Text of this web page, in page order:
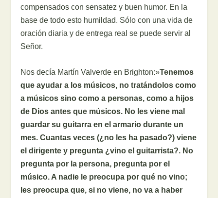
compensados con sensatez y buen humor. En la
base de todo esto humildad. Sólo con una vida de
oración diaria y de entrega real se puede servir al
Señor.
Nos decía Martín Valverde en Brighton:»Tenemos
que ayudar a los músicos, no tratándolos como
a músicos sino como a personas, como a hijos
de Dios antes que músicos. No les viene mal
guardar su guitarra en el armario durante un
mes. Cuantas veces (¿no les ha pasado?) viene
el dirigente y pregunta ¿vino el guitarrista?. No
pregunta por la persona, pregunta por el
músico. A nadie le preocupa por qué no vino;
les preocupa que, si no viene, no va a haber